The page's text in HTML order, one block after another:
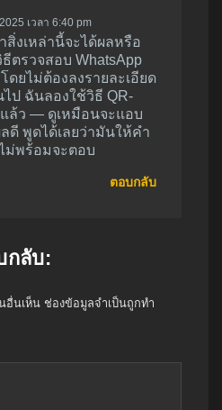
เวลา 6:40 pm
สิ่งเหล่านี้จะได้ผลหรือ
ตรวจสอบ WhatsApp
ยไม่ต้องลงรายละเอียด
ป ฉันลองใช้วิธี QR-
ล้ว — ดูเหมือนจะแอบ
ดี พูดได้เลยว่ามันให้คำ
ม่พร้อมจะตอบ
ตอบกลับ
กลับ:
อื่นเห็น ช่องข้อมูลจำเป็นถูกทำ